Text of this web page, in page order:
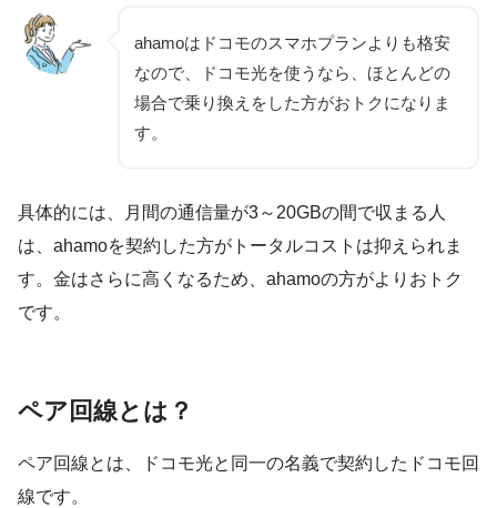
ahamoはドコモのスマホプランよりも格安
なので、ドコモ光を使うなら、ほとんどの
場合で乗り換えをした方がおトクになりま
す。
具体的には、
月間の通信量が3～20GBの間で収まる人
は、ahamoを契約した方がトータルコストは抑えられま
す。金はさらに高くなるため、ahamoの方がよりおトク
です。
ペア回線とは？
ペア回線とは、
ドコモ光と同一の名義で契約したドコモ回
線です。